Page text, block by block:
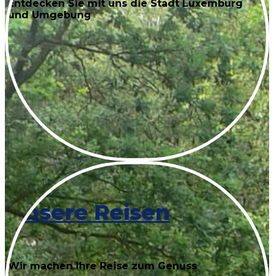
Entdecken Sie mit uns die Stadt Luxemburg
und Umgebung
Unsere Reisen
Wir machen Ihre Reise zum Genuss